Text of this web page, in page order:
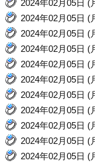
2024年02月05日 (
2024年02月05日 (
2024年02月05日 (
2024年02月05日 (
2024年02月05日 (
2024年02月05日 (
2024年02月05日 (
2024年02月05日 (
2024年02月05日 (
2024年02月05日 (
2024年02月05日 (